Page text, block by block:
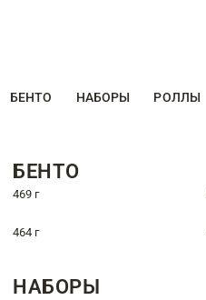
БЕНТО НАБОРЫ РОЛЛЫ
БЕНТО
469 г
464 г
НАБОРЫ